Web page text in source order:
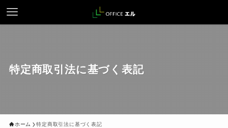
特定商取引法に基づく表記
ホーム 特定商取引法に基づく表記